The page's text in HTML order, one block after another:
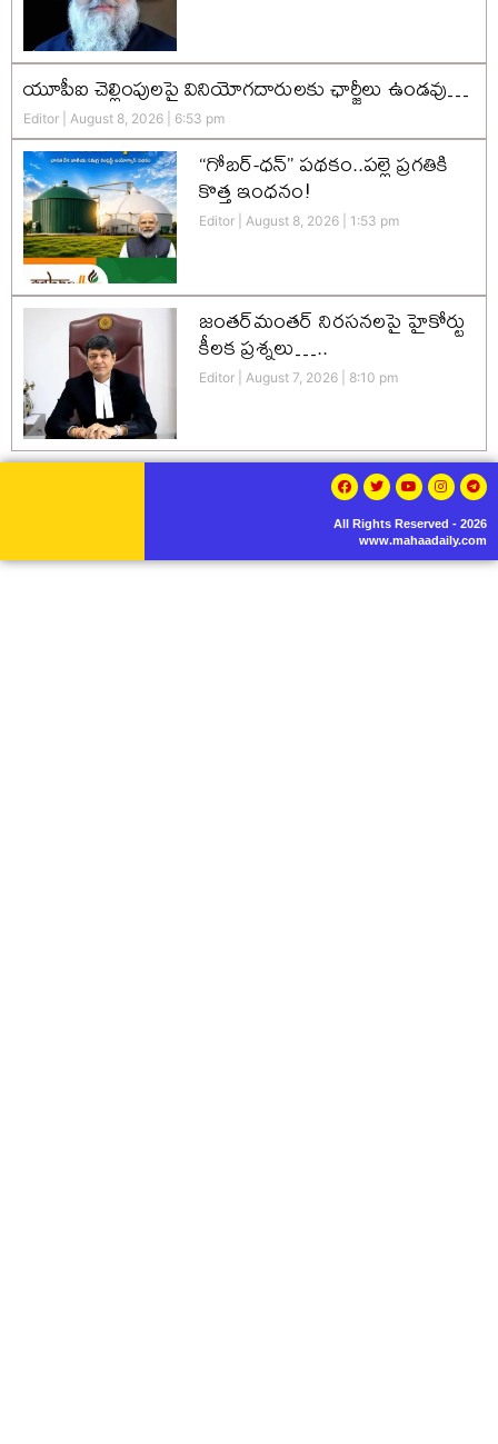
యూపీఐ చెల్లింపులపై వినియోగదారులకు ఛార్జీలు ఉండవు…
Editor August 8, 2026 6:53 pm
“గోబర్-ధన్” పథకం..పల్లె ప్రగతికి
కొత్త ఇంధనం!
Editor August 8, 2026 1:53 pm
జంతర్‌మంతర్ నిరసనలపై హైకోర్టు
కీలక ప్రశ్నలు…..
Editor August 7, 2026 8:10 pm
All Rights Reserved - 2026
www.mahaadaily.com